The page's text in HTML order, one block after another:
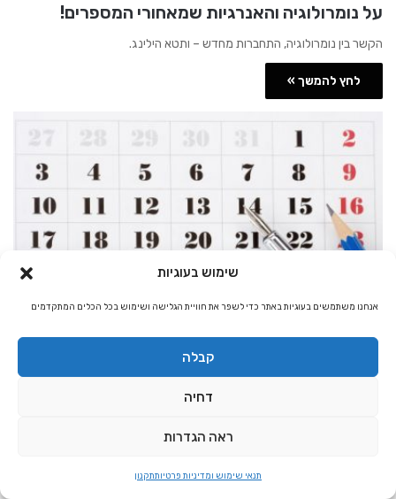
שימוש בעוגיות
אנחנו משתמשים בעוגיות באתר כדי לשפר את חוויית הגלישה ושימוש בכל הכלים המתקדמים
קבלה
דחיה
ראה הגדרות
תנאי שימוש ומדיניות פרטיותתקנון
על נומרולוגיה והאנרגיות שמאחורי המספרים!
הקשר בין נומרולוגיה, התחברות מחדש – ותטא הילינג.
לחץ להמשך »
הנהלת האתר 10,972
נומרולוגיה טיפולית – התפתחות אישית
נומרולוגיה היא שיטת אבחון של תהליך ההתפתחות והלמידה של האדם